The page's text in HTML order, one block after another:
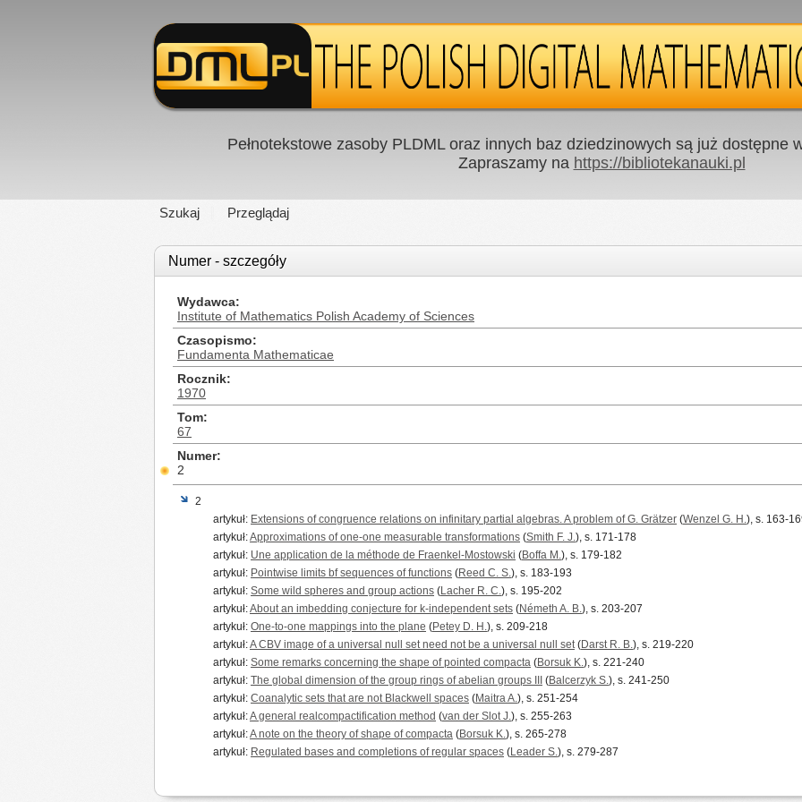
Pełnotekstowe zasoby PLDML oraz innych baz dziedzinowych są już dostępne
Zapraszamy na https://bibliotekanauki.pl
Szukaj Przeglądaj
Numer - szczegóły
Wydawca
Institute of Mathematics Polish Academy of Sciences
Czasopismo
Fundamenta Mathematicae
Rocznik
1970
Tom
67
Numer
2
2
artykuł: Extensions of congruence relations on infinitary partial algebras. A problem of G. Grätzer (Wenzel G. H.), s. 163-
artykuł:Approximations of one-one measurable transformations (Smith F. J.), s. 171-178
artykuł: Une application de la méthode de Fraenkel-Mostowski (Boffa M.), s. 179-182
artykuł: Pointwise limits bf sequences of functions (Reed C. S.), s. 183-193
artykuł: Some wild spheres and group actions (Lacher R. C.), s. 195-202
artykuł:About an imbedding conjecture for k-independent sets (Németh A. B.), s. 203-207
artykuł: One-to-one mappings into the plane (Petey D. H.), s. 209-218
artykuł:A CBV image of a universal null set need not be a universal null set(Darst R. B.), s. 219-220
artykuł: Some remarks concerning the shape of pointed compacta (Borsuk K.), s. 221-240
artykuł: The global dimension of the group rings of abelian groups III (Balcerzyk S.), s. 241-250
artykuł: Coanalytic sets that are not Blackwell spaces (Maitra A.), s. 251-254
artykuł:A general realcompactification method (van der Slot J.), s. 255-263
artykuł:A note on the theory of shape of compacta (Borsuk K.), s. 265-278
artykuł: Regulated bases and completions of regular spaces (Leader S.), s. 279-287